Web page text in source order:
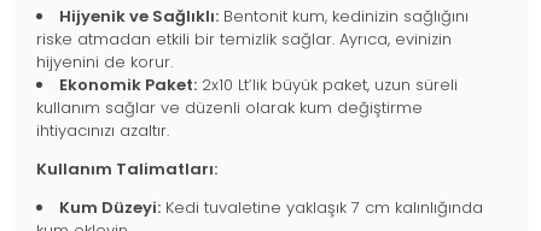
Hijyenik ve Sağlıklı: Bentonit kum, kedinizin sağlığını
riske atmadan etkili bir temizlik sağlar. Ayrıca, evinizin
hijyenini de korur.
Ekonomik Paket: 2x10 Lt’lik büyük paket, uzun süreli
kullanım sağlar ve düzenli olarak kum değiştirme
ihtiyacınızı azaltır.
Kullanım Talimatları:
Kum Düzeyi: Kedi tuvaletine yaklaşık 7 cm kalınlığında